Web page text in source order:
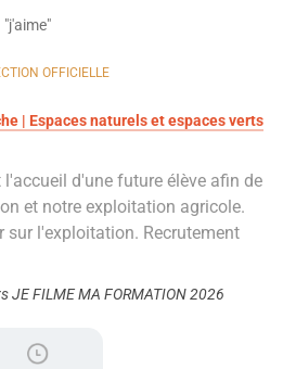
"j'aime"
OFFICIELLE
| Espaces naturels et espaces verts
d'une future élève afin de
et notre exploitation agricole.
sur l'exploitation. Recrutement
FILME MA FORMATION 2026